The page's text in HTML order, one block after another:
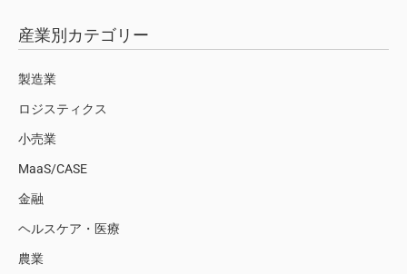
産業別カテゴリー
製造業
ロジスティクス
小売業
MaaS/CASE
金融
ヘルスケア・医療
農業